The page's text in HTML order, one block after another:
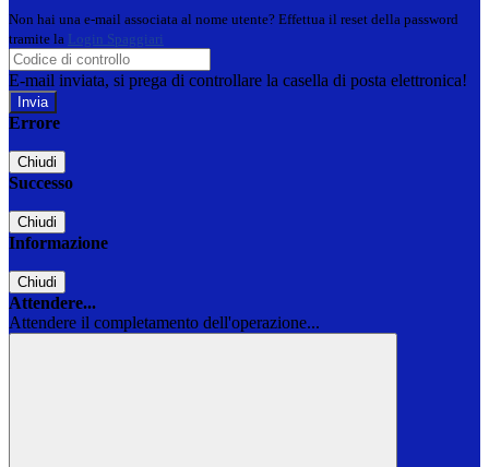
Non hai una e-mail associata al nome utente? Effettua il reset della password
tramite la Login Spaggiari
E-mail inviata, si prega di controllare la casella di posta elettronica!
Errore
Chiudi
Successo
Chiudi
Informazione
Chiudi
Attendere...
Attendere il completamento dell'operazione...